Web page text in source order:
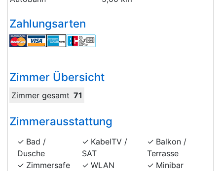
Zahlungsarten
Zimmer Übersicht
Zimmer gesamt 71
Zimmerausstattung
Bad /
Dusche
Zimmersafe
KabelTV /
SAT
WLAN
Balkon /
Terrasse
Minibar